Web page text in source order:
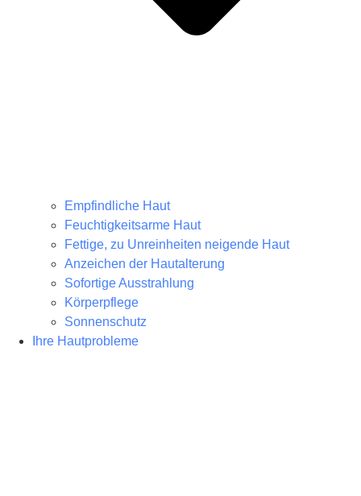
Empfindliche Haut
Feuchtigkeitsarme Haut
Fettige, zu Unreinheiten neigende Haut
Anzeichen der Hautalterung
Sofortige Ausstrahlung
Körperpflege
Sonnenschutz
Ihre Hautprobleme